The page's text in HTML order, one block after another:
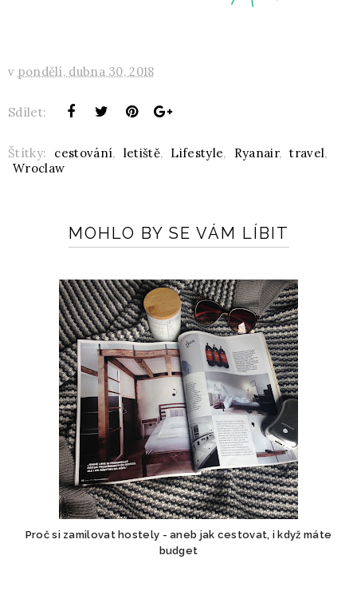
v pondělí, dubna 30, 2018
Sdílet:
Štítky: cestování, letiště, Lifestyle, Ryanair, travel,
Wroclaw
MOHLO BY SE VÁM LÍBIT
Proč si zamilovat hostely - aneb jak cestovat, i když máte
budget